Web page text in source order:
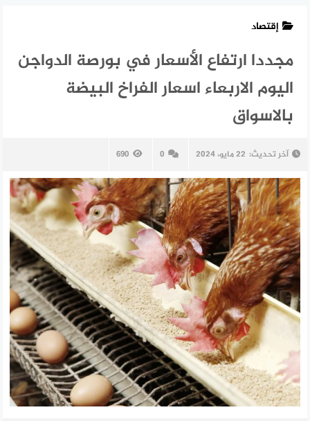
إقتصاد
مجددا ارتفاع الأسعار في بورصة الدواجن
اليوم الاربعاء اسعار الفراخ البيضة
بالاسواق
آخر تحديث: 22 مايو، 2024 0
690